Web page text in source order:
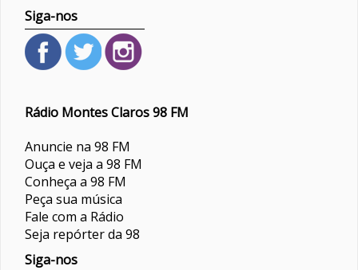
Siga-nos
Rádio Montes Claros 98 FM
Anuncie na 98 FM
Ouça e veja a 98 FM
Conheça a 98 FM
Peça sua música
Fale com a Rádio
Seja repórter da 98
Siga-nos